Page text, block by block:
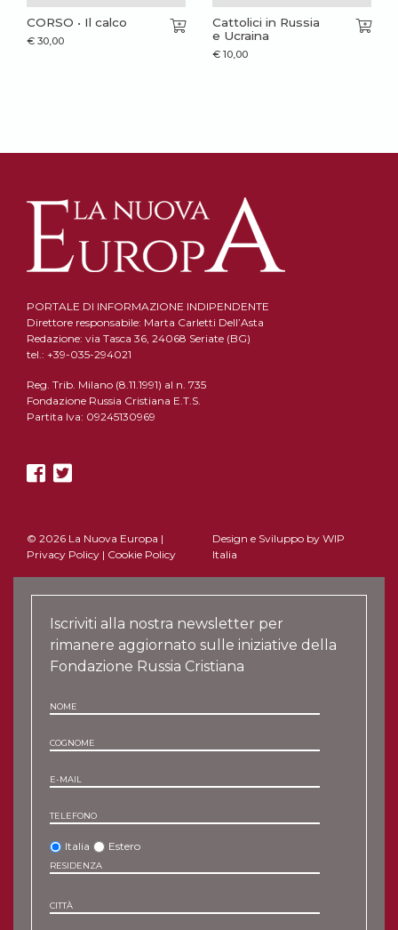
CORSO • Il calco
€ 30,00
Cattolici in Russia
e Ucraina
€ 10,00
PORTALE DI INFORMAZIONE INDIPENDENTE
Direttore responsabile: Marta Carletti Dell’Asta
Redazione: via Tasca 36, 24068 Seriate (BG)
tel.: +39-035-294021
Reg. Trib. Milano (8.11.1991) al n. 735
Fondazione Russia Cristiana E.T.S.
Partita Iva: 09245130969
© 2026 La Nuova Europa |
Privacy Policy | Cookie Policy
Design e Sviluppo by WIP
Italia
Iscriviti alla nostra newsletter per
rimanere aggiornato sulle iniziative della
Fondazione Russia Cristiana
NOME
COGNOME
E-MAIL
TELEFONO
Italia Estero
RESIDENZA
CITTÀ